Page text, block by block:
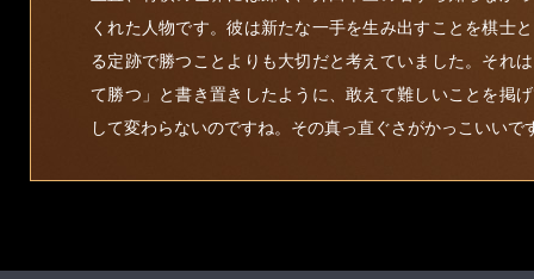
くれた人物です。彼は新たな一手を生み出すことを棋士
る定跡で勝つことよりも大切だと考えていました。それ
て勝つ」と書き置きしたように、敢えて難しいことを掲
して変わらないのですね。その真っ直ぐさがかっこいいで